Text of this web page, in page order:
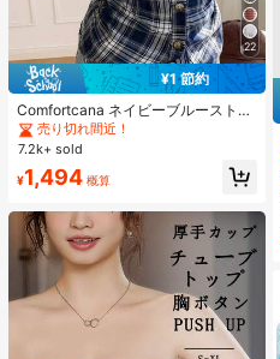
22
¥1 節約
Comfortcana ネイビーブルーストラ
イプ パフスリーブ シングルブレスト
カジュアルシャツ、夏物アパレル
売り切れ間近！
7.2k+ sold
¥1,494 概算